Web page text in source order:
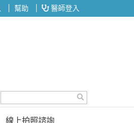
幫助 醫師登入
線上拍照諮詢